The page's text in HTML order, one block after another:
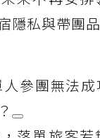
隱私與帶團
參團無法